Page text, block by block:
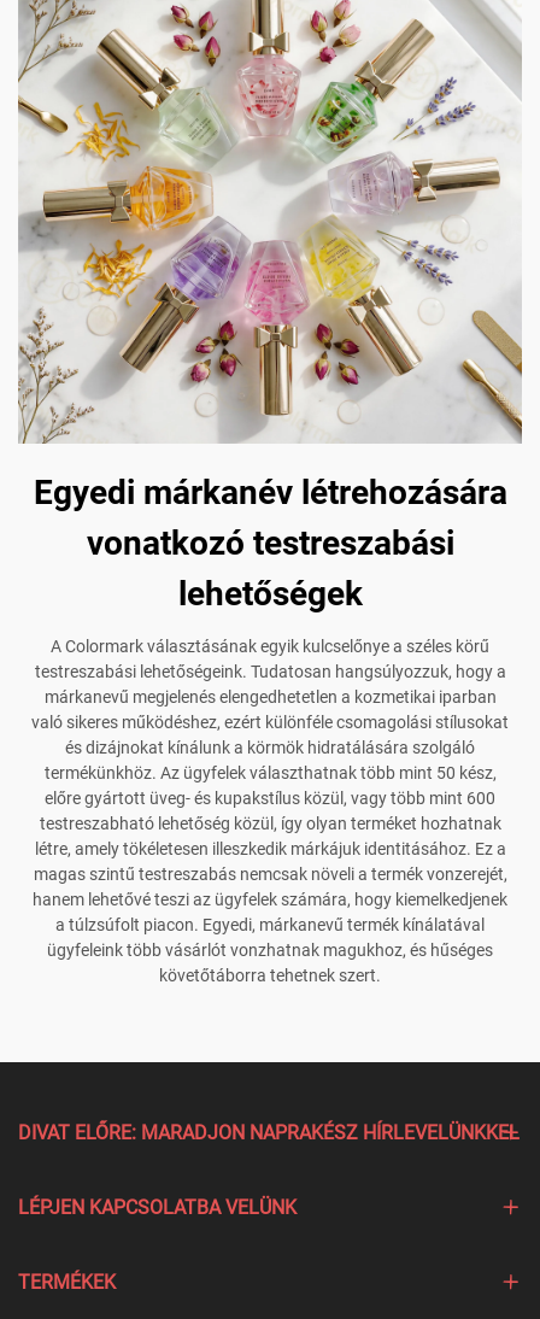
Egyedi márkanév létrehozására
vonatkozó testreszabási
lehetőségek
A Colormark választásának egyik kulcselőnye a széles körű
testreszabási lehetőségeink. Tudatosan hangsúlyozzuk, hogy a
márkanevű megjelenés elengedhetetlen a kozmetikai iparban
való sikeres működéshez, ezért különféle csomagolási stílusokat
és dizájnokat kínálunk a körmök hidratálására szolgáló
termékünkhöz. Az ügyfelek választhatnak több mint 50 kész,
előre gyártott üveg- és kupakstílus közül, vagy több mint 600
testreszabható lehetőség közül, így olyan terméket hozhatnak
létre, amely tökéletesen illeszkedik márkájuk identitásához. Ez a
magas szintű testreszabás nemcsak növeli a termék vonzerejét,
hanem lehetővé teszi az ügyfelek számára, hogy kiemelkedjenek
a túlzsúfolt piacon. Egyedi, márkanevű termék kínálatával
ügyfeleink több vásárlót vonzhatnak magukhoz, és hűséges
követőtáborra tehetnek szert.
DIVAT ELŐRE: MARADJON NAPRAKÉSZ HÍRLEVELÜNKKEL
LÉPJEN KAPCSOLATBA VELÜNK
TERMÉKEK